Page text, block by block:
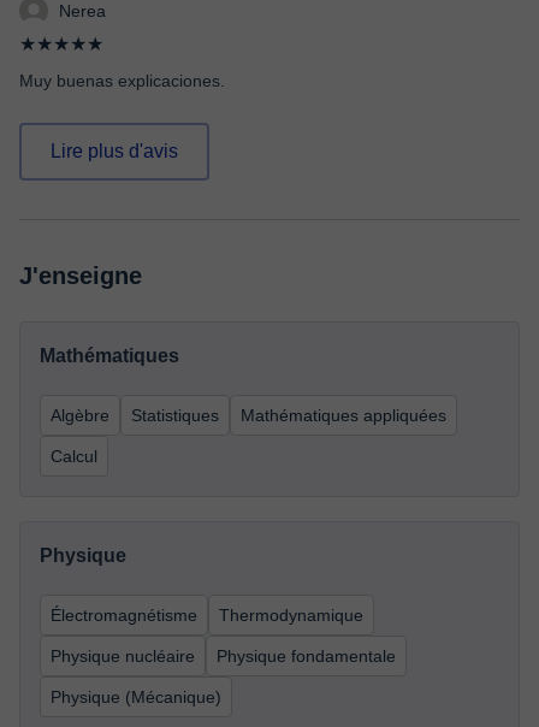
Nerea
★★★★★
Muy buenas explicaciones.
Lire plus d'avis
J'enseigne
Mathématiques
Algèbre Statistiques Mathématiques appliquées
Calcul
Physique
Électromagnétisme Thermodynamique
Physique nucléaire Physique fondamentale
Physique (Mécanique)